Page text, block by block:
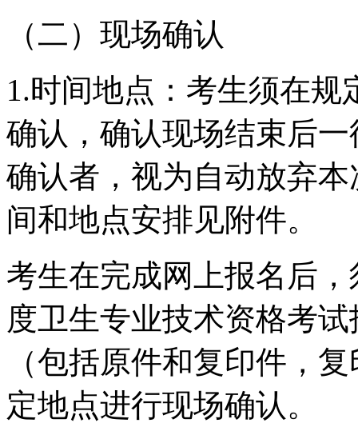
（二）现场确认
1.时间地点：考生须在
确认，确认现场结束后
确认者，视为自动放弃
间和地点安排见附件。
考生在完成网上报名后
度卫生专业技术资格考
（包括原件和复印件，
定地点进行现场确认。